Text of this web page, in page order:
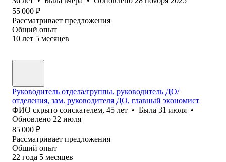
55 000 ₽
Рассматривает предложения
Общий опыт
10 лет 5 месяцев
Руководитель отдела/группы, руководитель ДО/
отделения, зам. руководителя ДО, главный экономист
ФИО скрыто соискателем, 45 лет • Была 31 июля •
Обновлено 22 июля
85 000 ₽
Рассматривает предложения
Общий опыт
22 года 5 месяцев